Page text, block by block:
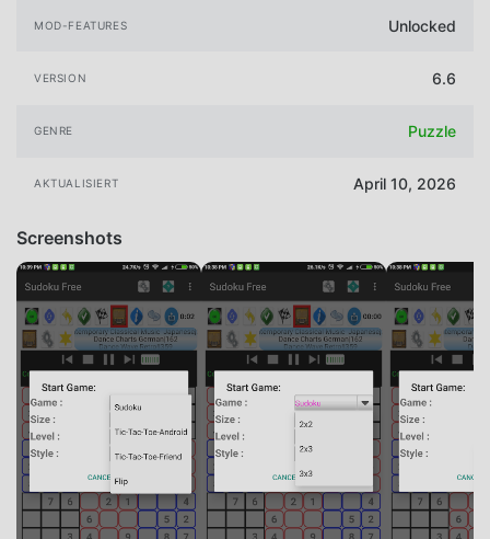
MOD-FEATURES Unlocked
VERSION 6.6
GENRE Puzzle
AKTUALISIERT April 10, 2026
Screenshots